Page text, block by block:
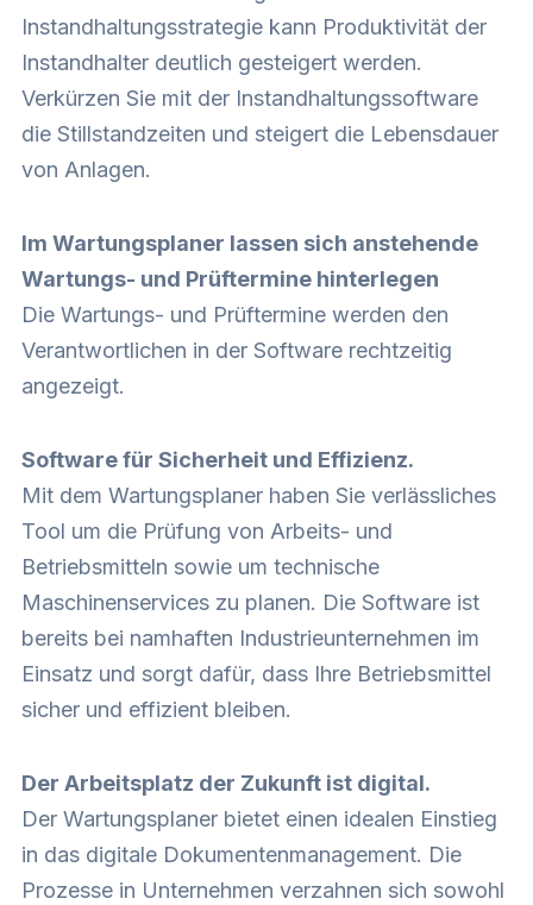
Instandhaltungsstrategie kann Produktivität der
Instandhalter deutlich gesteigert werden.
Verkürzen Sie mit der Instandhaltungssoftware
die Stillstandzeiten und steigert die Lebensdauer
von Anlagen.
Im Wartungsplaner lassen sich anstehende
Wartungs- und Prüftermine hinterlegen
Die Wartungs- und Prüftermine werden den
Verantwortlichen in der Software rechtzeitig
angezeigt.
Software für Sicherheit und Effizienz.
Mit dem Wartungsplaner haben Sie verlässliches
Tool um die Prüfung von Arbeits- und
Betriebsmitteln sowie um technische
Maschinenservices zu planen. Die Software ist
bereits bei namhaften Industrieunternehmen im
Einsatz und sorgt dafür, dass Ihre Betriebsmittel
sicher und effizient bleiben.
Der Arbeitsplatz der Zukunft ist digital.
Der Wartungsplaner bietet einen idealen Einstieg
in das digitale Dokumentenmanagement. Die
Prozesse in Unternehmen verzahnen sich sowohl